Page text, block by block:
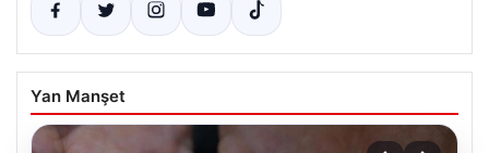
Yan Manşet